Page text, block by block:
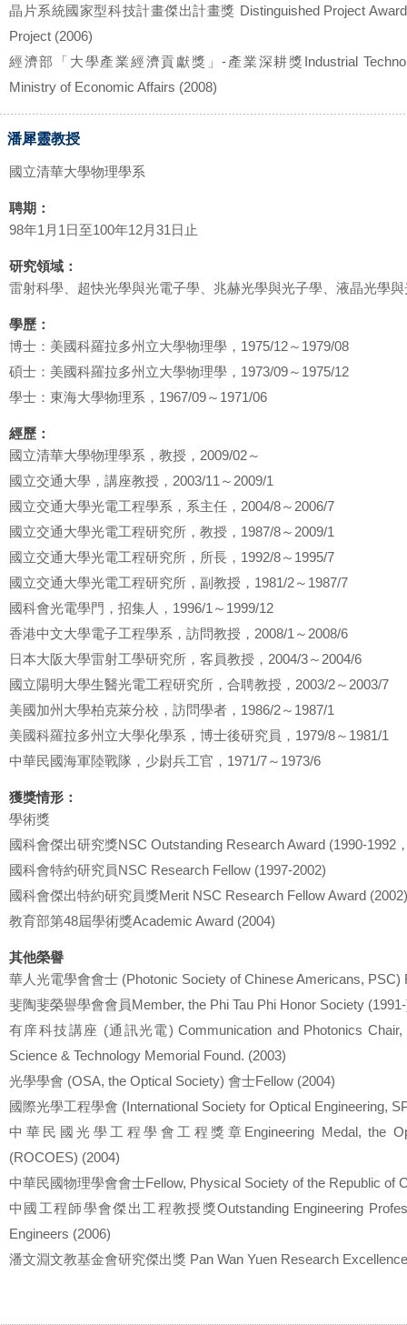
晶片系統國家型科技計畫傑出計畫獎 Distinguished Project
Project (2006)
經濟部「大學產業經濟貢獻獎」-產業深耕獎Industrial
Ministry of Economic Affairs (2008)
潘犀靈教授
國立清華大學物理學系
聘期：
98年1月1日至100年12月31日止
研究領域：
雷射科學、超快光學與光電子學、兆赫光學與光子學、液晶光學
學歷：
博士：美國科羅拉多州立大學物理學，1975/12～1979/08
碩士：美國科羅拉多州立大學物理學，1973/09～1975/12
學士：東海大學物理系，1967/09～1971/06
經歷：
國立清華大學物理學系，教授，2009/02～
國立交通大學，講座教授，2003/11～2009/1
國立交通大學光電工程學系，系主任，2004/8～2006/7
國立交通大學光電工程研究所，教授，1987/8～2009/1
國立交通大學光電工程研究所，所長，1992/8～1995/7
國立交通大學光電工程研究所，副教授，1981/2～1987/7
國科會光電學門，招集人，1996/1～1999/12
香港中文大學電子工程學系，訪問教授，2008/1～2008/6
日本大阪大學雷射工學研究所，客員教授，2004/3～2004/6
國立陽明大學生醫光電工程研究所，合聘教授，2003/2～2003/7
美國加州大學柏克萊分校，訪問學者，1986/2～1987/1
美國科羅拉多州立大學化學系，博士後研究員，1979/8～1981/1
中華民國海軍陸戰隊，少尉兵工官，1971/7～1973/6
獲獎情形：
學術獎
國科會傑出研究獎NSC Outstanding Research Award (1990-1992
國科會特約研究員NSC Research Fellow (1997-2002)
國科會傑出特約研究員獎Merit NSC Research Fellow Award (2002)
教育部第48屆學術獎Academic Award (2004)
其他榮譽
華人光電學會會士 (Photonic Society of Chinese Americans, PSC)
斐陶斐榮譽學會會員Member, the Phi Tau Phi Honor Society
有庠科技講座 (通訊光電) Communication and Photonics Chair,
Science & Technology Memorial Found. (2003)
光學學會 (OSA, the Optical Society) 會士Fellow (2004)
國際光學工程學會 (International Society for Optical Engineering,
中華民國光學工程學會工程獎章Engineering Medal, the
(ROCOES) (2004)
中華民國物理學會會士Fellow, Physical Society of the Republic of
中國工程師學會傑出工程教授獎Outstanding Engineering
Engineers (2006)
潘文淵文教基金會研究傑出獎 Pan Wan Yuen Research